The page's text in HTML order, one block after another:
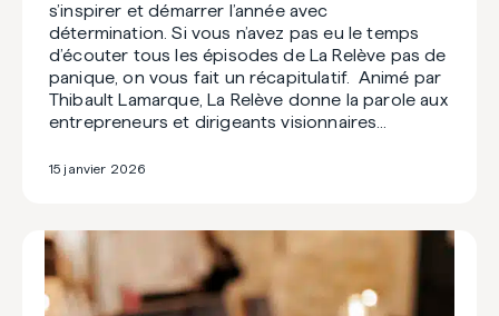
s’inspirer et démarrer l’année avec
détermination. Si vous n’avez pas eu le temps
d’écouter tous les épisodes de La Relève pas de
panique, on vous fait un récapitulatif. Animé par
Thibault Lamarque, La Relève donne la parole aux
entrepreneurs et dirigeants visionnaires…
15 janvier 2026